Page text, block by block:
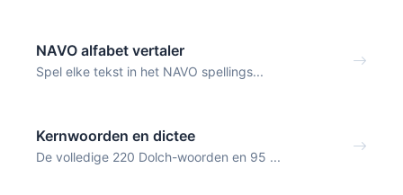
NAVO alfabet vertaler
Spel elke tekst in het NAVO spellings...
Kernwoorden en dictee
De volledige 220 Dolch-woorden en 95 ...